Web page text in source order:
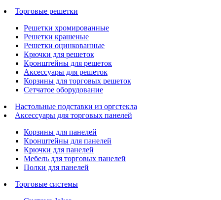
Торговые решетки
Решетки хромированные
Решетки крашеные
Решетки оцинкованные
Крючки для решеток
Кронштейны для решеток
Аксессуары для решеток
Корзины для торговых решеток
Сетчатое оборудование
Настольные подставки из оргстекла
Аксессуары для торговых панелей
Корзины для панелей
Кронштейны для панелей
Крючки для панелей
Мебель для торговых панелей
Полки для панелей
Торговые системы